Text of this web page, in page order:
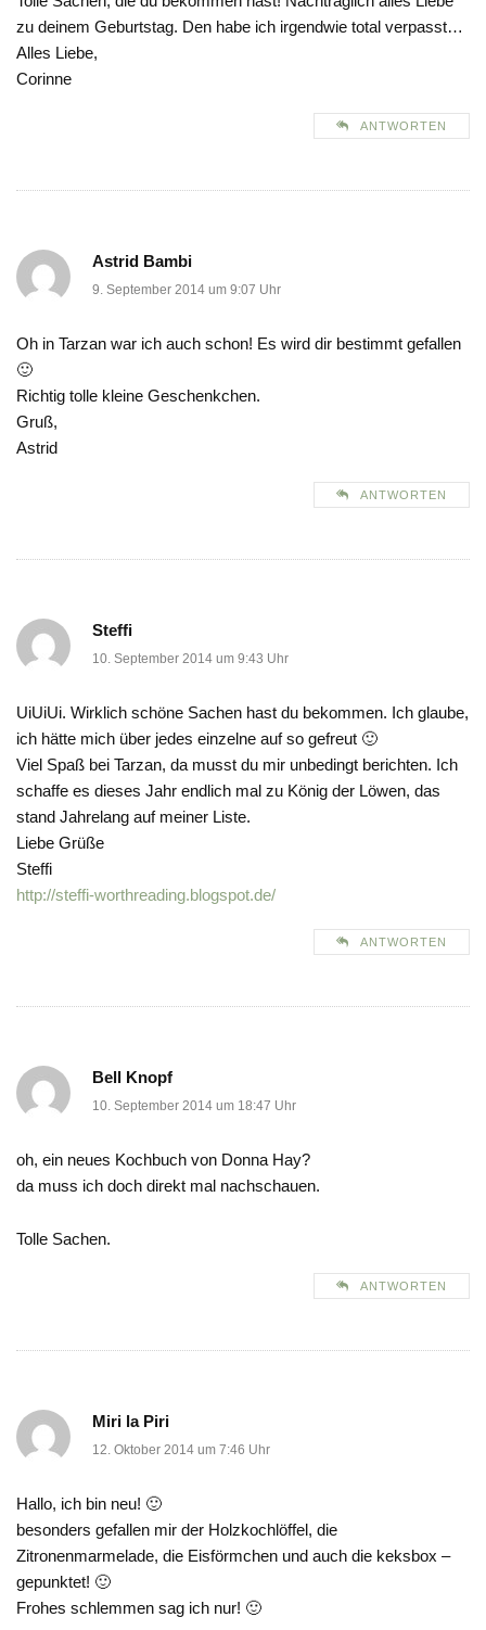
zu deinem Geburtstag. Den habe ich irgendwie total verpasst…
Alles Liebe,
Corinne
ANTWORTEN
Astrid Bambi
9. September 2014 um 9:07 Uhr
Oh in Tarzan war ich auch schon! Es wird dir bestimmt gefallen
🙂
Richtig tolle kleine Geschenkchen.
Gruß,
Astrid
ANTWORTEN
Steffi
10. September 2014 um 9:43 Uhr
UiUiUi. Wirklich schöne Sachen hast du bekommen. Ich glaube,
ich hätte mich über jedes einzelne auf so gefreut 🙂
Viel Spaß bei Tarzan, da musst du mir unbedingt berichten. Ich
schaffe es dieses Jahr endlich mal zu König der Löwen, das
stand Jahrelang auf meiner Liste.
Liebe Grüße
Steffi
http://steffi-worthreading.blogspot.de/
ANTWORTEN
Bell Knopf
10. September 2014 um 18:47 Uhr
oh, ein neues Kochbuch von Donna Hay?
da muss ich doch direkt mal nachschauen.
Tolle Sachen.
ANTWORTEN
Miri la Piri
12. Oktober 2014 um 7:46 Uhr
Hallo, ich bin neu! 🙂
besonders gefallen mir der Holzkochlöffel, die
Zitronenmarmelade, die Eisförmchen und auch die keksbox –
gepunktet! 🙂
Frohes schlemmen sag ich nur! 🙂